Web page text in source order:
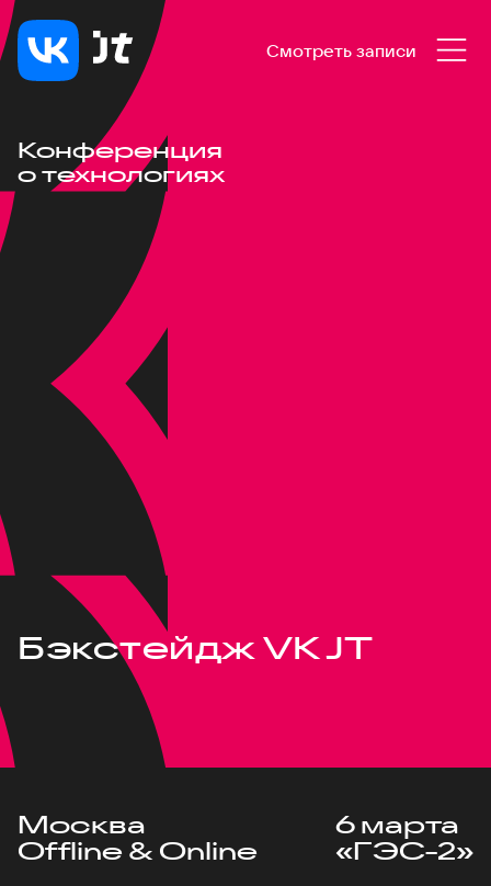
Смотреть записи
Конференция
о технологиях
Бэкстейдж VK JT
Москва
Offline & Online
6 марта
«ГЭС-2»